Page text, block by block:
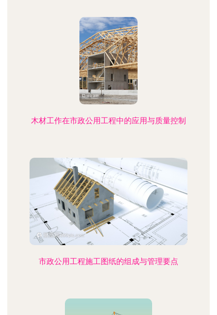
木材工作在市政公用工程中的应用与质量控制
市政公用工程施工图纸的组成与管理要点